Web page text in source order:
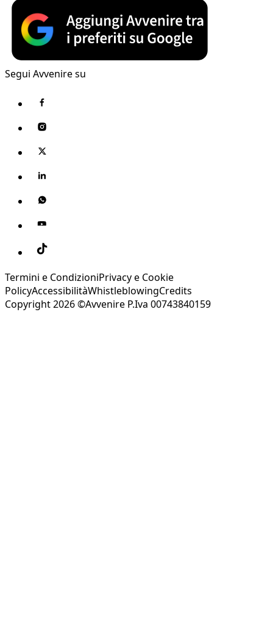
Segui Avvenire su
Termini e CondizioniPrivacy e Cookie
PolicyAccessibilitàWhistleblowingCredits
Copyright 2026 ©Avvenire P.Iva 00743840159